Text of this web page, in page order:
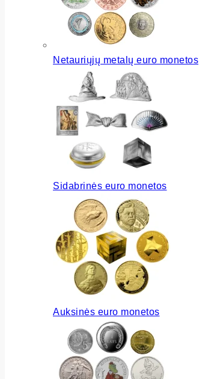
Netauriųjų metalų euro monetos
Sidabrinės euro monetos
Auksinės euro monetos